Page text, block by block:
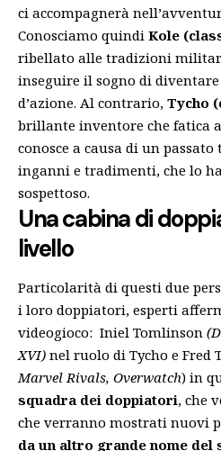
ci accompagnerà
Conosciamo quindi Kole
ribellato alle tradizioni
inseguire il sogno di
d’azione. Al contrario, Tycho
brillante inventore che fatica
conosce a causa di un
inganni e tradimenti, che lo
sospettoso.
Una cabina di
livello
Particolarità di questi due
i loro doppiatori, esperti
videogioco: Iniel Tomlinson
XVI) nel ruolo di Tycho e Fred
Marvel Rivals, Overwatch) in
squadra dei doppiatori, che
che verranno mostrati nuovi
da un altro grande nome del